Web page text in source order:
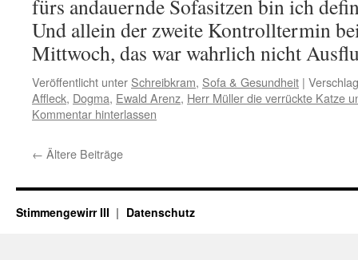
fürs andauernde Sofasitzen bin ich
Und allein der zweite Kontrolltermin
Mittwoch, das war wahrlich nicht
Veröffentlicht unter Schreibkram, Sofa & Gesundheit |
Affleck, Dogma, Ewald Arenz, Herr Müller die verrückte Katze
Kommentar hinterlassen
← Ältere Beiträge
Stimmengewirr III Datenschutz